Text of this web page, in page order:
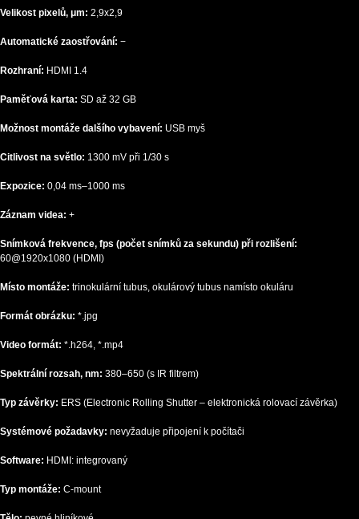
Velikost pixelů, μm: 2,9x2,9
Automatické zaostřování: −
Rozhraní: HDMI 1.4
Paměťová karta: SD až 32 GB
Možnost montáže dalšího vybavení: USB myš
Citlivost na světlo: 1300 mV při 1/30 s
Expozice: 0,04 ms–1000 ms
Záznam videa: +
Snímková frekvence, fps (počet snímků za sekundu) při rozlišení:
60@1920x1080 (HDMI)
Místo montáže: trinokulární tubus, okulárový tubus namísto okuláru
Formát obrázku: *.jpg
Video formát: *.h264, *.mp4
Spektrální rozsah, nm: 380–650 (s IR filtrem)
Typ závěrky: ERS (Electronic Rolling Shutter – elektronická rolovací závěrka)
Systémové požadavky: nevyžaduje připojení k počítači
Software: HDMI: integrovaný
Typ montáže: C-mount